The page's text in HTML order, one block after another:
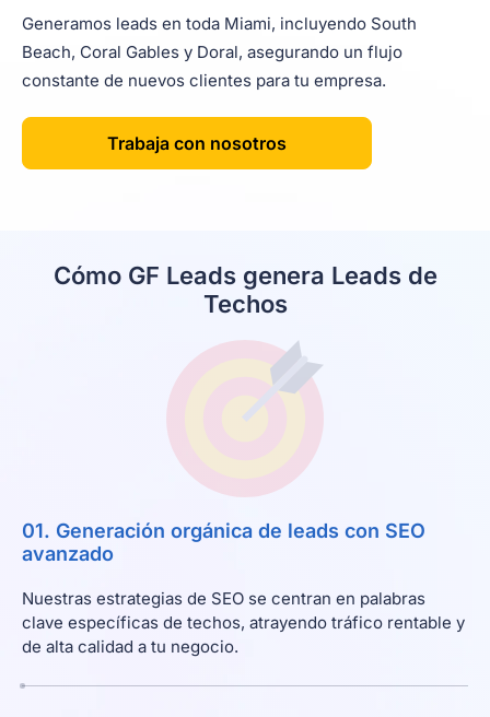
Generamos leads en toda Miami, incluyendo South
Beach, Coral Gables y Doral, asegurando un flujo
constante de nuevos clientes para tu empresa.
Trabaja con nosotros
Cómo GF Leads genera Leads de
Techos
01. Generación orgánica de leads con SEO
avanzado
Nuestras estrategias de SEO se centran en palabras
clave específicas de techos, atrayendo tráfico rentable y
de alta calidad a tu negocio.